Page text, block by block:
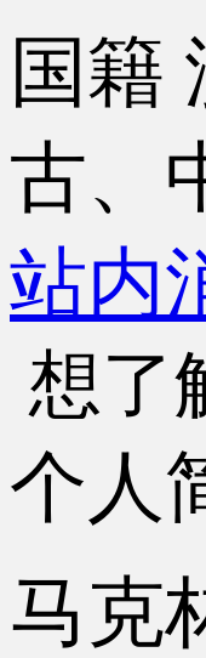
国籍
古、
站内
想了
个人
马克